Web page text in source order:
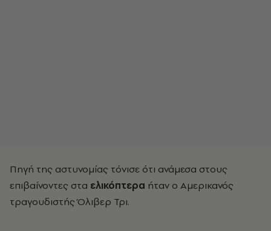
Πηγή της αστυνομίας τόνισε ότι ανάμεσα στους
επιβαίνοντες στα ελικόπτερα ήταν ο Αμερικανός
τραγουδιστής Όλιβερ Τρι.